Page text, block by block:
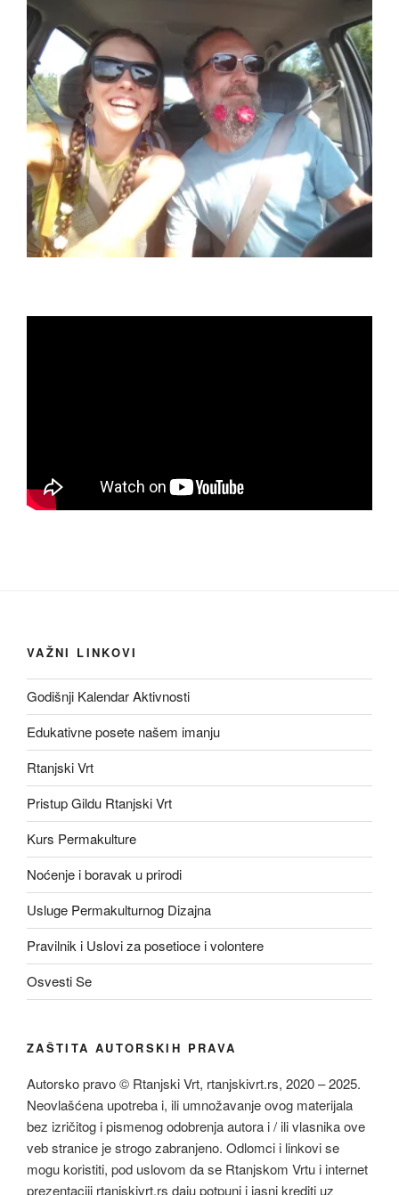
VAŽNI LINKOVI
Godišnji Kalendar Aktivnosti
Edukativne posete našem imanju
Rtanjski Vrt
Pristup Gildu Rtanjski Vrt
Kurs Permakulture
Noćenje i boravak u prirodi
Usluge Permakulturnog Dizajna
Pravilnik i Uslovi za posetioce i volontere
Osvesti Se
ZAŠTITA AUTORSKIH PRAVA
Autorsko pravo © Rtanjski Vrt, rtanjskivrt.rs, 2020 – 2025.
Neovlašćena upotreba i, ili umnožavanje ovog materijala
bez izričitog i pismenog odobrenja autora i / ili vlasnika ove
veb stranice je strogo zabranjeno. Odlomci i linkovi se
mogu koristiti, pod uslovom da se Rtanjskom Vrtu i internet
prezentaciji rtanjskivrt.rs daju potpuni i jasni krediti uz